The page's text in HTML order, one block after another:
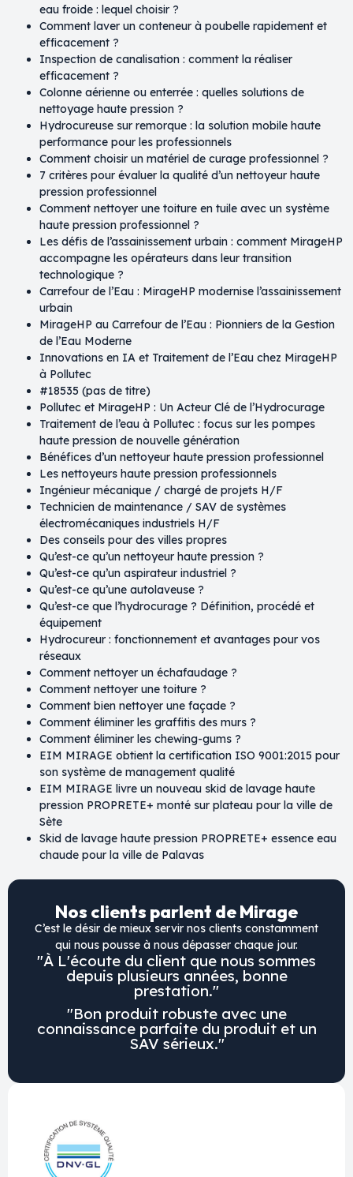
eau froide : lequel choisir ?
Comment laver un conteneur à poubelle rapidement et
efficacement ?
Inspection de canalisation : comment la réaliser
efficacement ?
Colonne aérienne ou enterrée : quelles solutions de
nettoyage haute pression ?
Hydrocureuse sur remorque : la solution mobile haute
performance pour les professionnels
Comment choisir un matériel de curage professionnel ?
7 critères pour évaluer la qualité d’un nettoyeur haute
pression professionnel
Comment nettoyer une toiture en tuile avec un système
haute pression professionnel ?
Les défis de l’assainissement urbain : comment MirageHP
accompagne les opérateurs dans leur transition
technologique ?
Carrefour de l’Eau : MirageHP modernise l’assainissement
urbain
MirageHP au Carrefour de l’Eau : Pionniers de la Gestion
de l’Eau Moderne
Innovations en IA et Traitement de l’Eau chez MirageHP
à Pollutec
#18535 (pas de titre)
Pollutec et MirageHP : Un Acteur Clé de l’Hydrocurage
Traitement de l’eau à Pollutec : focus sur les pompes
haute pression de nouvelle génération
Bénéfices d’un nettoyeur haute pression professionnel
Les nettoyeurs haute pression professionnels
Ingénieur mécanique / chargé de projets H/F
Technicien de maintenance / SAV de systèmes
électromécaniques industriels H/F
Des conseils pour des villes propres
Qu’est-ce qu’un nettoyeur haute pression ?
Qu’est-ce qu’un aspirateur industriel ?
Qu’est-ce qu’une autolaveuse ?
Qu’est-ce que l’hydrocurage ? Définition, procédé et
équipement
Hydrocureur : fonctionnement et avantages pour vos
réseaux
Comment nettoyer un échafaudage ?
Comment nettoyer une toiture ?
Comment bien nettoyer une façade ?
Comment éliminer les graffitis des murs ?
Comment éliminer les chewing-gums ?
EIM MIRAGE obtient la certification ISO 9001:2015 pour
son système de management qualité
EIM MIRAGE livre un nouveau skid de lavage haute
pression PROPRETE+ monté sur plateau pour la ville de
Sète
Skid de lavage haute pression PROPRETE+ essence eau
chaude pour la ville de Palavas
Nos clients parlent de Mirage
C’est le désir de mieux servir nos clients constamment
qui nous pousse à nous dépasser chaque jour.
"À L'écoute du client que nous sommes
depuis plusieurs années, bonne
prestation."
"Bon produit robuste avec une
connaissance parfaite du produit et un
SAV sérieux."